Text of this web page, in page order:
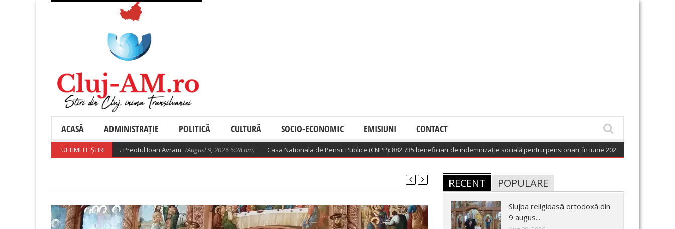
ACASĂ ADMINISTRAȚIE POLITICĂ CULTURĂ SOCIO-ECONOMIC EMISIUNI CONTACT
ULTIMELE ȘTIRI
ortodoxă din 9 august 2026 cu Preotul Ioan Avram (August 9, 2026 6:28 am) Casa Nationala de Pensii Publice (CNPP): 882.735 beneficiari de indemnizație socială pentru pensionari, în iunie 2026 (August 9, 2026 6:02 am)
RECENT POPULARE
Slujba religioasă ortodoxă din
9 augus...